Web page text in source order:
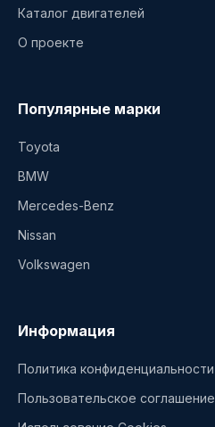
Каталог двигателей
О проекте
Популярные марки
Toyota
BMW
Mercedes-Benz
Nissan
Volkswagen
Информация
Политика конфиденциальности
Пользовательское соглашение